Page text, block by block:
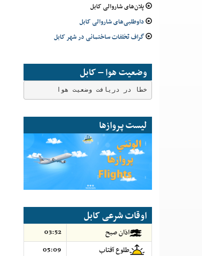
پلان‌های شاروالی کابل
داوطلبی‌های شاروالی کابل
گراف تخلفات ساختمانی در شهر کابل
وضعیت هوا – کابل
خطا در دریافت وضعیت هوا
لیست پروازها
اوقات شرعی کابل
اذان صبح
03:52
طلوع آفتاب
05:09